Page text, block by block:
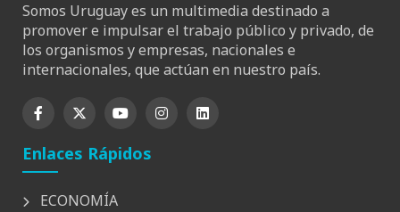
Somos Uruguay es un multimedia destinado a
promover e impulsar el trabajo público y privado, de
los organismos y empresas, nacionales e
internacionales, que actúan en nuestro país.
Enlaces Rápidos
ECONOMÍA